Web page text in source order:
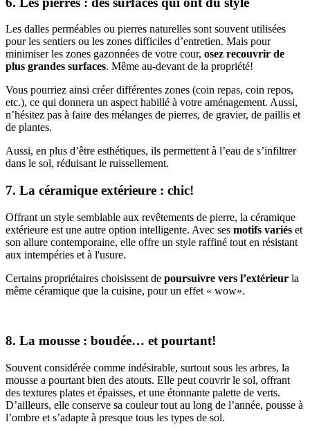
Les dalles perméables ou pierres naturelles sont souvent utilisées
pour les sentiers ou les zones difficiles d’entretien. Mais pour
minimiser les zones gazonnées de votre cour, osez recouvrir de
plus grandes surfaces. Même au-devant de la propriété!
Vous pourriez ainsi créer différentes zones (coin repas, coin repos,
etc.), ce qui donnera un aspect habillé à votre aménagement. Aussi,
n’hésitez pas à faire des mélanges de pierres, de gravier, de paillis et
de plantes.
Aussi, en plus d’être esthétiques, ils permettent à l’eau de s’infiltrer
dans le sol, réduisant le ruissellement.
7. La céramique extérieure : chic!
Offrant un style semblable aux revêtements de pierre, la céramique
extérieure est une autre option intelligente. Avec ses motifs variés et
son allure contemporaine, elle offre un style raffiné tout en résistant
aux intempéries et à l'usure.
Certains propriétaires choisissent de poursuivre vers l’extérieur la
même céramique que la cuisine, pour un effet « wow».
8. La mousse : boudée… et pourtant!
Souvent considérée comme indésirable, surtout sous les arbres, la
mousse a pourtant bien des atouts. Elle peut couvrir le sol, offrant
des textures plates et épaisses, et une étonnante palette de verts.
D’ailleurs, elle conserve sa couleur tout au long de l’année, pousse à
l’ombre et s’adapte à presque tous les types de sol.